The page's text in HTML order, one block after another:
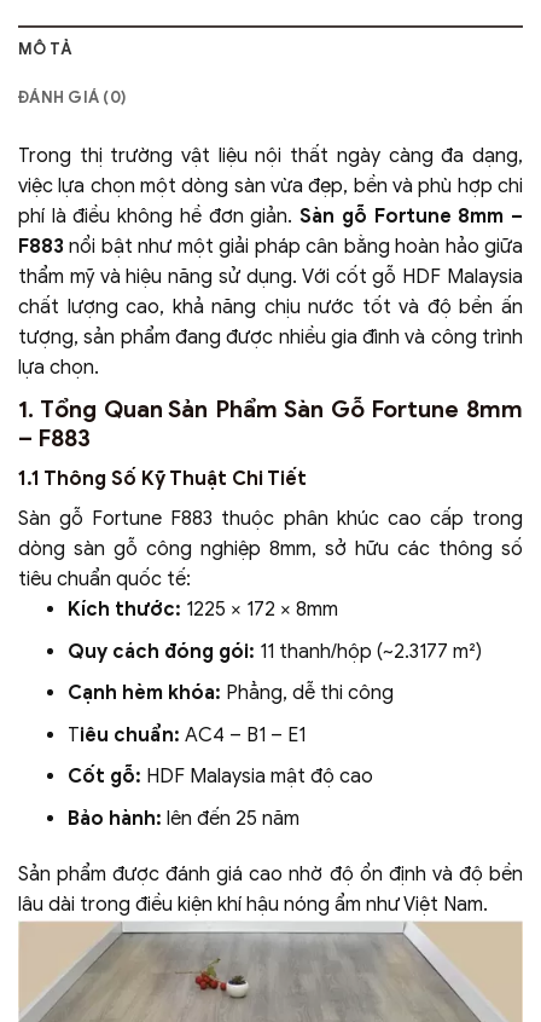
MÔ TẢ
ĐÁNH GIÁ (0)
Trong thị trường vật liệu nội thất ngày càng đa dạng,
việc lựa chọn một dòng sàn vừa đẹp, bền và phù hợp chi
phí là điều không hề đơn giản.Sàn gỗ Fortune 8mm –
F883 nổi bật như một giải pháp cân bằng hoàn hảo giữa
thẩm mỹ và hiệu năng sử dụng. Với cốt gỗ HDF Malaysia
chất lượng cao, khả năng chịu nước tốt và độ bền ấn
tượng, sản phẩm đang được nhiều gia đình và công trình
lựa chọn.
1. Tổng Quan Sản Phẩm Sàn Gỗ Fortune 8mm
– F883
1.1 Thông Số Kỹ Thuật Chi Tiết
Sàn gỗ Fortune F883 thuộc phân khúc cao cấp trong
dòng sàn gỗ công nghiệp 8mm, sở hữu các thông số
tiêu chuẩn quốc tế:
Kích thước: 1225 × 172 × 8mm
Quy cách đóng gói: 11 thanh/hộp (~2.3177 m²)
Cạnh hèm khóa: Phẳng, dễ thi công
Tiêu chuẩn: AC4 – B1 – E1
Cốt gỗ: HDF Malaysia mật độ cao
Bảo hành: lên đến 25 năm
Sản phẩm được đánh giá cao nhờ độ ổn định và độ bền
lâu dài trong điều kiện khí hậu nóng ẩm như Việt Nam.